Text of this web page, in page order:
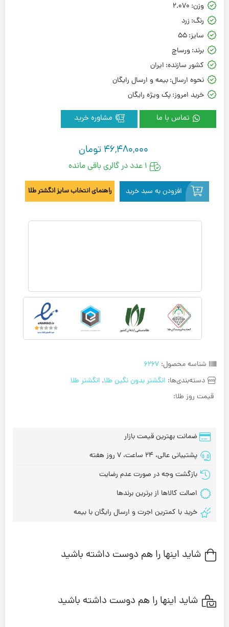
شناسه محصول: 6267
دسته‌بندی‌ها: انگشتر بدون نگین طلا, انگشتر طلا
قیمت روز طلا:
وزن: 2.070
رنگ: زرد
سایز:55
برند:ورساچ
کشور سازنده: ایران
نحوه ارسال:بیمه و ارسال رایگان
خرید امروز:پک ویژه رایگان
تماس با ما
ضمانت بهترین قیمت بازار
پشتیبانی عالی، 24 ساعت، 7 روز هفته
بازگشت وجه در صورت عدم رضایت
اصالت کالاها از برترین برندها
خرید با کمترین اجرت و ارسال رایگان با بیمه
46,480,000 تومان
1 عدد در گالری باقی مانده
افزودن به سبد خرید راهنمای انتخاب سایز انگشتر طلا
شاید اینها را هم دوست داشته باشید
شاید اینها را هم دوست داشته باشید